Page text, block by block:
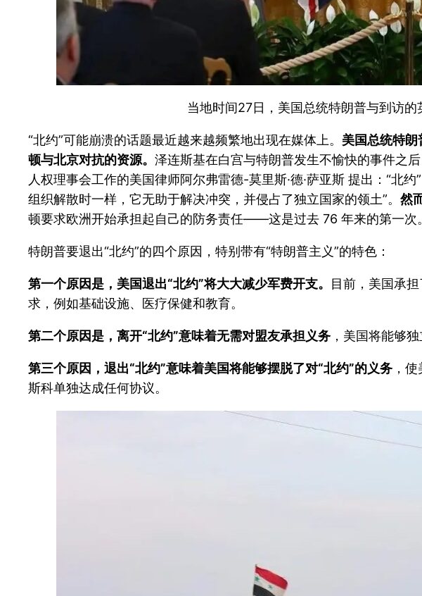
当地时间27日，美国总统特朗普与到访的
“北约”可能崩溃的话题最近越来越频繁地出现在媒体上。 美国总统特
顿与北京对抗的资源。 泽连斯基在白宫与特朗普发生不愉快的事件之
人权理事会工作的美国律师阿尔弗雷德-莫里斯·德·萨亚斯 提出：“北
组织解散时一样，它无助于解决冲突，并侵占了独立国家的领土”。 然
顿要求欧洲开始承担起自己的防务责任——这是过去 76 年来的第一次。
特朗普要退出“北约”的四个原因，特别带有“特朗普主义”的特色：
第一个原因是，美国退出“北约”将大大减少军费开支。 目前，美国承
求，例如基础设施、医疗保健和教育。
第二个原因是，离开“北约”意味着无需对盟友承担义务 ，美国将能够
第三个原因，退出“北约”意味着美国将能够摆脱了对“北约”的义务 ，
斯科单独达成任何协议。